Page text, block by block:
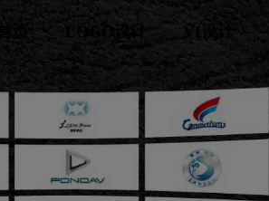
首页 LOGO设计 VI设计